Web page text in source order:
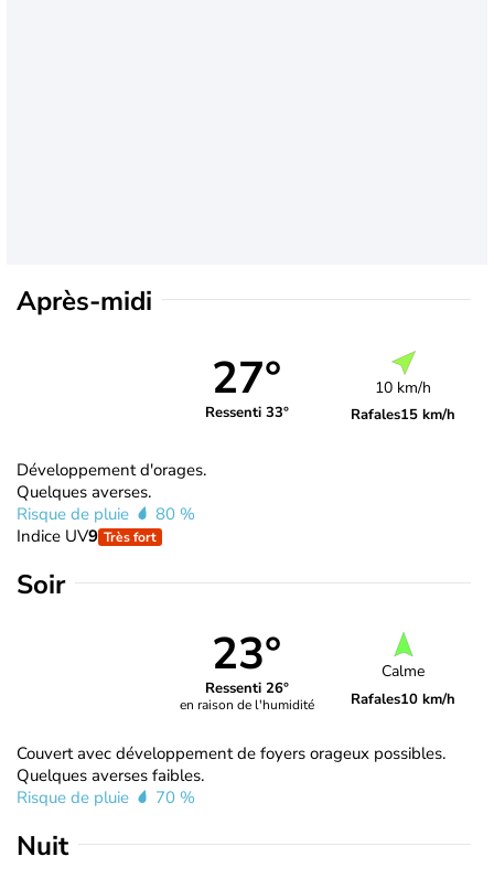
Après-midi
27°
Ressenti 33°
10 km/h
Rafales15 km/h
Développement d'orages.
Quelques averses.
Risque de pluie
80 %
Indice UV9 Très fort
Soir
23°
Ressenti 26°
en raison de l'humidité
Calme
Rafales10 km/h
Couvert avec développement de foyers orageux possibles.
Quelques averses faibles.
Risque de pluie
70 %
Nuit